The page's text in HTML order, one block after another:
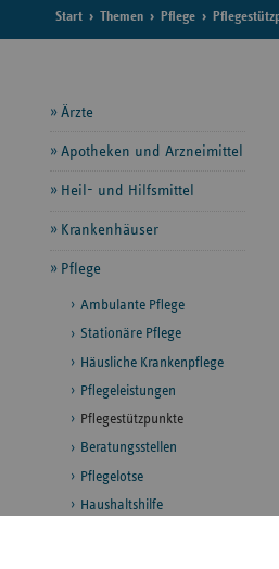
Start Themen Pflege
Seitennavigation
Ärzte
Apotheken und Arzneimittel
Heil- und Hilfsmittel
Krankenhäuser
Pflege
Ambulante Pflege
Stationäre Pflege
Häusliche Krankenpflege
Pflegeleistungen
Pflegestützpunkte
Beratungsstellen
Pflegelotse
Haushaltshilfe